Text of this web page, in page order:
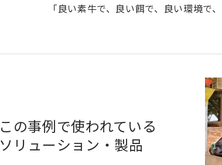
「良い素牛で、良い餌で、良い環境で
この事例で使われている
ソリューション・製品